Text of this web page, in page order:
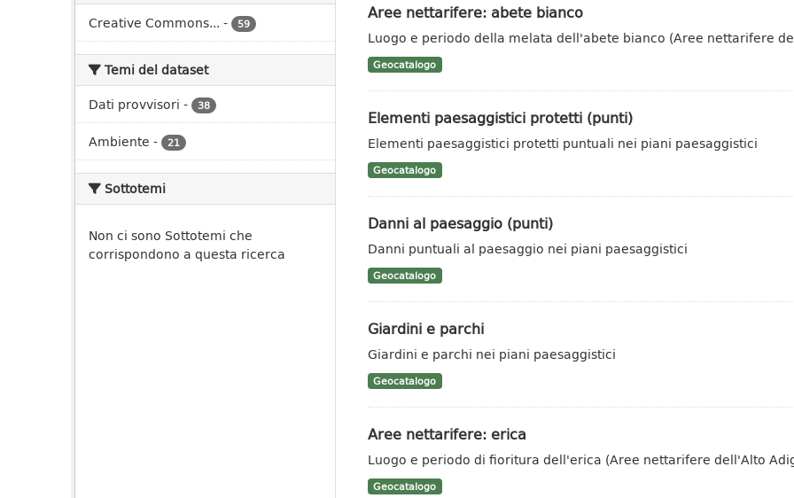
Creative Commons... - 59
Temi del dataset
Dati provvisori - 38
Ambiente - 21
Sottotemi
Non ci sono Sottotemi che
corrispondono a questa ricerca
Aree nettarifere: abete bianco
Luogo e periodo della melata dell'abete bianco (Aree nettarifere
Geocatalogo
Elementi paesaggistici protetti (punti)
Elementi paesaggistici protetti puntuali nei piani paesaggistici
Geocatalogo
Danni al paesaggio (punti)
Danni puntuali al paesaggio nei piani paesaggistici
Geocatalogo
Giardini e parchi
Giardini e parchi nei piani paesaggistici
Geocatalogo
Aree nettarifere: erica
Luogo e periodo di fioritura dell'erica (Aree nettarifere dell'Alto
Geocatalogo